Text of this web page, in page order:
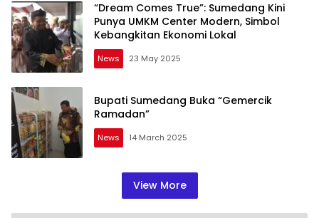
“Dream Comes True”: Sumedang Kini
Punya UMKM Center Modern, Simbol
Kebangkitan Ekonomi Lokal
News 23 May 2025
Bupati Sumedang Buka “Gemercik
Ramadan”
News 14 March 2025
View More